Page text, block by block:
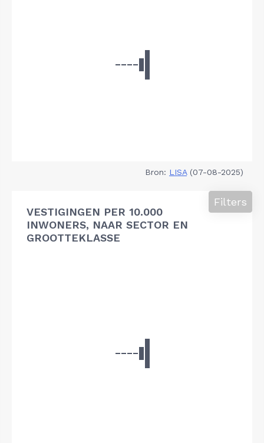
Bron: LISA(07-08-2025)
VESTIGINGEN PER 10.000
INWONERS, NAAR SECTOR EN
GROOTTEKLASSE
Filters